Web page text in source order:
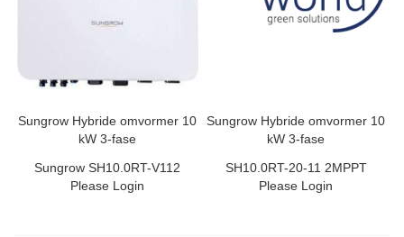
Sungrow Hybride omvormer 10
kW 3-fase
Sungrow SH10.0RT-V112
Please Login
Sungrow Hybride omvormer 10
kW 3-fase
SH10.0RT-20-11 2MPPT
Please Login